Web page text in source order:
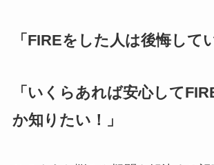
「FIREをした人は後悔して
「いくらあれば安心して
か知りたい！」